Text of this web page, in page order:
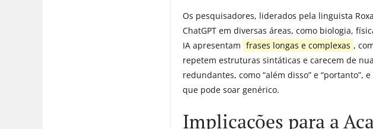
Os pesquisadores, liderados pela linguista
ChatGPT em diversas áreas, como biologia,
IA apresentam frases longas e complexas ,
repetem estruturas sintáticas e carecem de
redundantes, como “além disso” e
que pode soar genérico.
Implicações para a